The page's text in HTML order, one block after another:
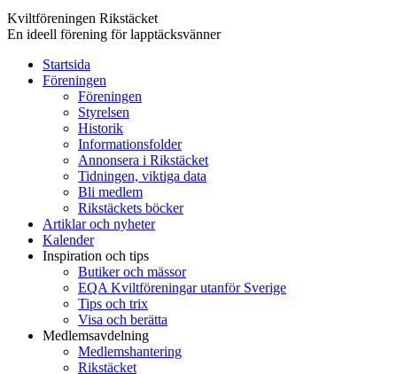
Kviltföreningen Rikstäcket
En ideell förening för lapptäcksvänner
Startsida
Föreningen
Föreningen
Styrelsen
Historik
Informationsfolder
Annonsera i Rikstäcket
Tidningen, viktiga data
Bli medlem
Rikstäckets böcker
Artiklar och nyheter
Kalender
Inspiration och tips
Butiker och mässor
EQA Kviltföreningar utanför Sverige
Tips och trix
Visa och berätta
Medlemsavdelning
Medlemshantering
Rikstäcket